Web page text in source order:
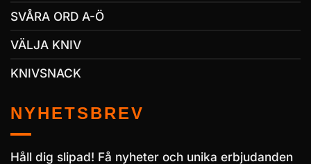
SVÅRA ORD A-Ö
VÄLJA KNIV
KNIVSNACK
NYHETSBREV
Håll dig slipad! Få nyheter och unika erbjudanden